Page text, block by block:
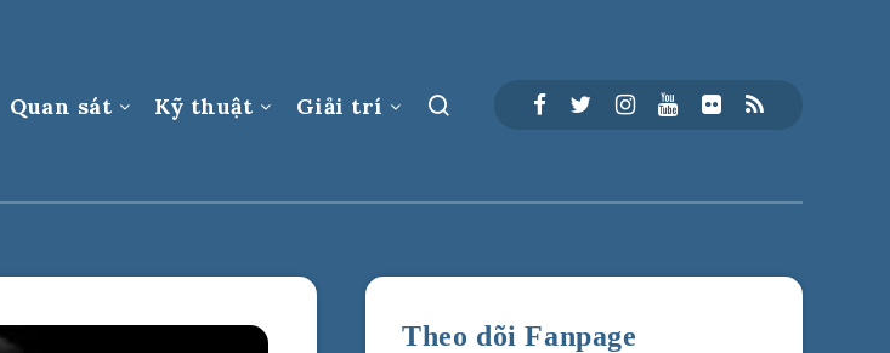
Quan sát Kỹ thuật Giải trí
Theo dõi Fanpage